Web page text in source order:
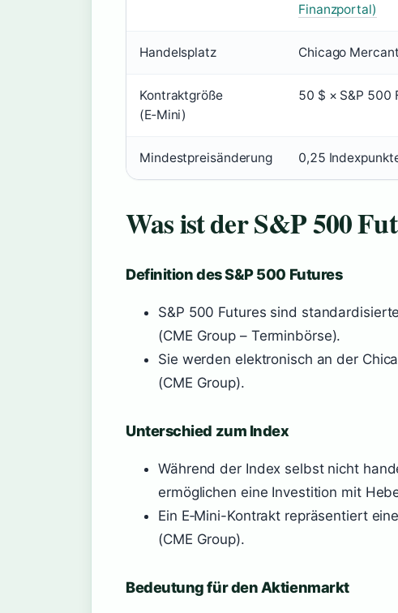
Finanzportal)
Handelsplatz Chicago
Kontraktgröße
(E‑Mini)
50 $ × S&P 500
Mindestpreisänderung 0,25
Was ist der S&P 500
Definition des S&P 500 Futures
S&P 500 Futures sind
(CME Group – Terminbörse).
Sie werden elektronisch an der
(CME Group).
Unterschied zum Index
Während der Index selbst nicht
ermöglichen eine Investition mit
Ein E‑Mini-Kontrakt repräsentiert
(CME Group).
Bedeutung für den Aktienmarkt